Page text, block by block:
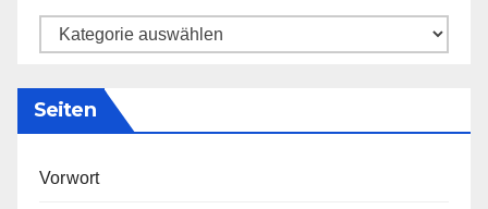
Kategorien
Seiten
Vorwort